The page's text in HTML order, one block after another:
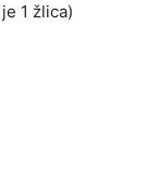
1 žlica)